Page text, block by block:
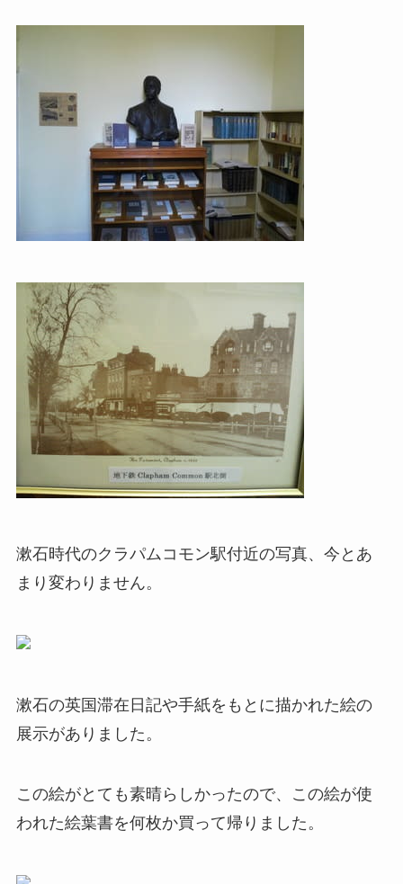
漱石時代のクラパムコモン駅付近の写真、今とあ
まり変わりません。
漱石の英国滞在日記や手紙をもとに描かれた絵の
展示がありました。
この絵がとても素晴らしかったので、この絵が使
われた絵葉書を何枚か買って帰りました。